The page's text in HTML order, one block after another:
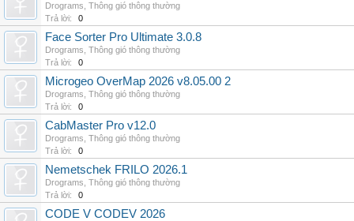
Drograms Thông gió thông thường
Trả lời:
0
Face Sorter Pro Ultimate 3.0.8
Drograms Thông gió thông thường
Trả lời:
0
Microgeo OverMap 2026 v8.05.00 2
Drograms Thông gió thông thường
Trả lời:
0
CabMaster Pro v12.0
Drograms Thông gió thông thường
Trả lời:
0
Nemetschek FRILO 2026.1
Drograms Thông gió thông thường
Trả lời:
0
CODE V CODEV 2026